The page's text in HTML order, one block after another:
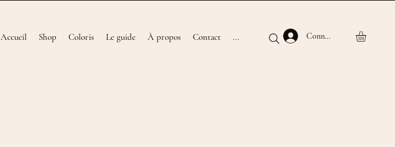
Accueil Shop Coloris Le guide À propos Contact ... Connexion